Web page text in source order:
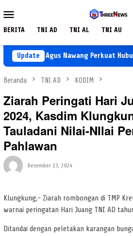
ke
Mobile
BERITA TNI AD TNI AL TNI AU
Update
Koptu Agus Nawang Perkuat
Beranda TNI AD KODIM
Ziarah Peringati Hari
2024, Kasdim
Tauladani Nilai-NIlai
Pahlawan
Desember 13, 2024
Klungkung,- Ziarah rombongan di TMP
warnai peringatan Hari Juang TNI AD
Ditandai dengan peletakan karangan